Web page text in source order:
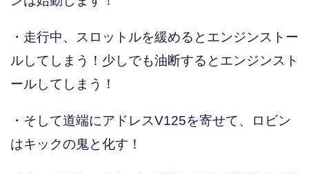
・走行中、スロットルを緩めるとエンジンストー
ルしてしまう！少しでも油断するとエンジンスト
ールしてしまう！
・そして道端にアドレスV125を寄せて、ロビン
はキックの鬼と化す！